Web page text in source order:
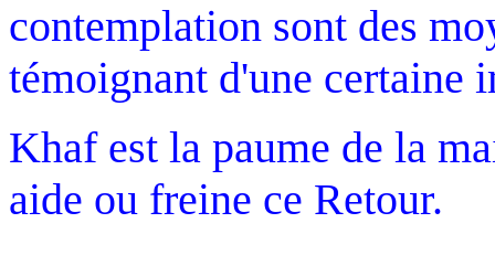
contemplation sont des
témoignant d'une certaine
Khaf est la paume de la
aide ou freine ce Retour.